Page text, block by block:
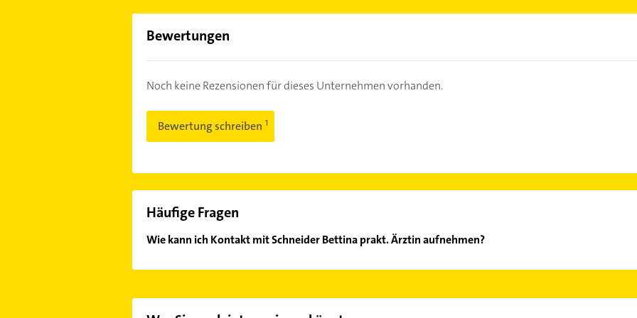
Bewertungen
Noch keine Rezensionen für dieses Unternehmen vorhanden.
Bewertung schreiben
Häufige Fragen
Wie kann ich Kontakt mit Schneider Bettina prakt. Ärztin aufnehmen?